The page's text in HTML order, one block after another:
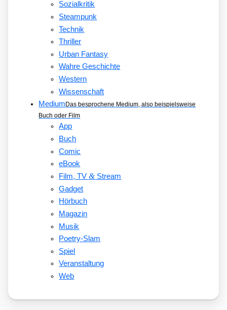
Sozialkritik
Steampunk
Technik
Thriller
Urban Fantasy
Wahre Geschichte
Western
Wissenschaft
Medium Das besprochene Medium, also beispielsweise
Buch oder Film
App
Buch
Comic
eBook
Film, TV&Stream
Gadget
Hörbuch
Magazin
Musik
Poetry-Slam
Spiel
Veranstaltung
Web